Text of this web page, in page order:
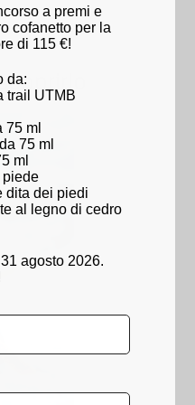
e la capacità di
significativo in pista, su neve
prestazioni/rigidità (cinghia
la cinghia al tuo tipo di
pista, freeride,
in poliestere high ad alta
vestibilità sicura e rinforzi
dai bordi degli sci — garantendo
collezione di
un supporto migliore, comfort
di supporto o hanno una
di ‘personalizzare’ lo
degli urti, miglior contatto e
a premi e
cofanetto per la
di 115 €!
da:
trail UTMB
75 ml
75 ml
ml
piede
dita dei piedi
al legno di cedro
agosto 2026.